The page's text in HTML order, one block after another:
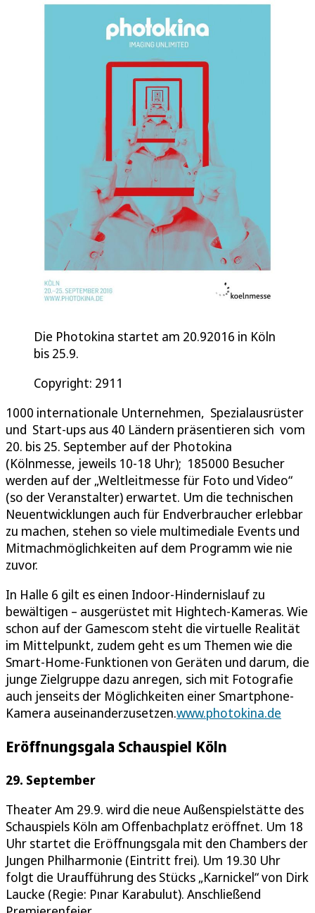
Die Photokina startet am 20.92016 in Köln
bis 25.9.
Copyright: 2911
1000 internationale Unternehmen, Spezialausrüster
und Start-ups aus 40 Ländern präsentieren sich vom
20. bis 25. September auf der Photokina
(Kölnmesse, jeweils 10-18 Uhr); 185000 Besucher
werden auf der „Weltleitmesse für Foto und Video“
(so der Veranstalter) erwartet. Um die technischen
Neuentwicklungen auch für Endverbraucher erlebbar
zu machen, stehen so viele multimediale Events und
Mitmachmöglichkeiten auf dem Programm wie nie
zuvor.
In Halle 6 gilt es einen Indoor-Hindernislauf zu
bewältigen – ausgerüstet mit Hightech-Kameras. Wie
schon auf der Gamescom steht die virtuelle Realität
im Mittelpunkt, zudem geht es um Themen wie die
Smart-Home-Funktionen von Geräten und darum, die
junge Zielgruppe dazu anregen, sich mit Fotografie
auch jenseits der Möglichkeiten einer Smartphone-
Kamera auseinanderzusetzen.www.photokina.de
Eröffnungsgala Schauspiel Köln
29. September
Theater Am 29.9. wird die neue Außenspielstätte des
Schauspiels Köln am Offenbachplatz eröffnet. Um 18
Uhr startet die Eröffnungsgala mit den Chambers der
Jungen Philharmonie (Eintritt frei). Um 19.30 Uhr
folgt die Uraufführung des Stücks „Karnickel“ von Dirk
Laucke (Regie: Pınar Karabulut). Anschließend